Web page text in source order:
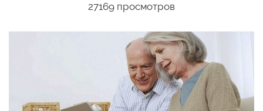
27169 просмотров